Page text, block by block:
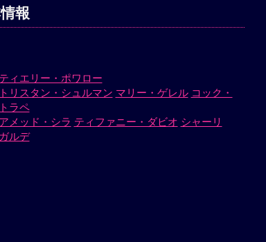
報
ティエリー・ポワロー
トリスタン・シュルマン マリー・ゲレル コック・
ラペ
アメッド・シラ ティファニー・ダビオ シャーリ
ルデ